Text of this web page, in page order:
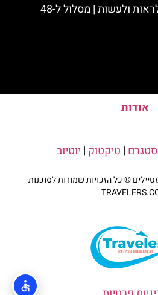
יומיים בניו יורק – מה לראות ולעשות | מסלול ל-48
אודות
| טיקטוק | יוטיוב
© כל הזכויות שמורות לסוכנות